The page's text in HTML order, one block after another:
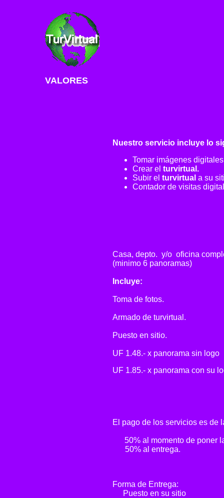
VALORES
Nuestro servicio incluye lo
Tomar imágenes
Crear el turvirtual.
Subir el turvirtual a su
Contador de visitas
Casa, depto. y/o oficina
(minimo 6 panoramas)
Incluye:
Toma de fotos.
Armado de turvirtual.
Puesto en sitio.
UF 1.48.- x panorama sin logo
UF 1.85.- x panorama con su
El pago de los servicios es de
50% al momento de poner
50% al entrega.
Forma de Entrega:
Puesto en su sitio